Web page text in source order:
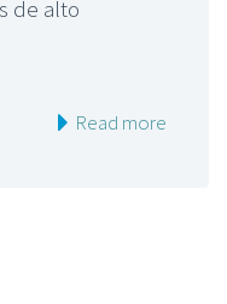
de alto
Read more